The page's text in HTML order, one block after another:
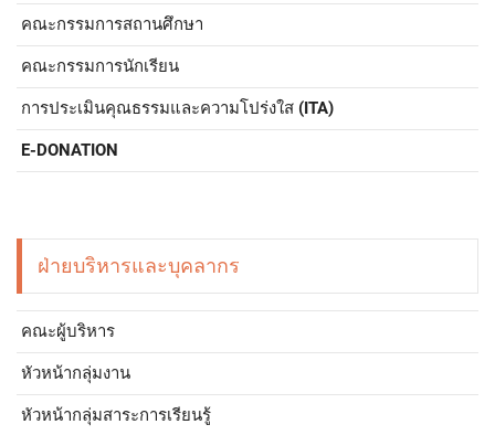
คณะกรรมการสถานศึกษา
คณะกรรมการนักเรียน
การประเมินคุณธรรมและความโปร่งใส (ITA)
E-DONATION
ฝ่ายบริหารและบุคลากร
คณะผู้บริหาร
หัวหน้ากลุ่มงาน
หัวหน้ากลุ่มสาระการเรียนรู้